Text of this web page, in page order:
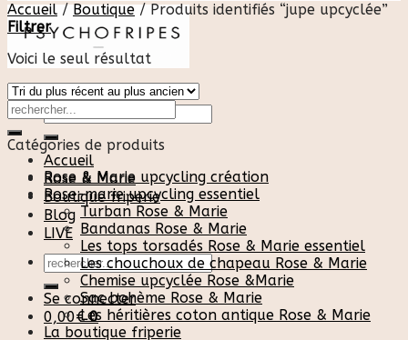
Recherche
pour :
Accueil
Rose & Marie
Boutique friperie
Blog
LIVE
Recherche
pour :
Se connecter
0,00€ 0
Accueil / Boutique /Produits identifiés “jupe upcyclée”
Filtrer
Voici le seul résultat
Catégories de produits
Rose & Marie upcycling création
Rose-marie upcycling essentiel
Turban Rose & Marie
Bandanas Rose & Marie
Les tops torsadés Rose & Marie essentiel
Les chouchoux de chapeau Rose & Marie
Chemise upcyclée Rose &Marie
Sac bohème Rose & Marie
Les héritières coton antique Rose & Marie
La boutique friperie